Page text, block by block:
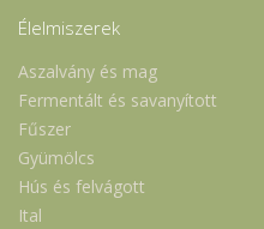
Élelmiszerek
Aszalvány és mag
Fermentált és savanyított
Fűszer
Gyümölcs
Hús és felvágott
Ital